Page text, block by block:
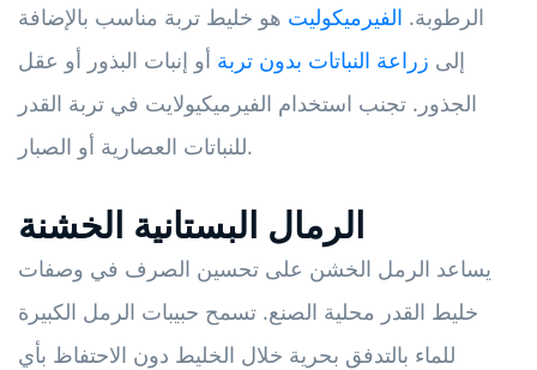
الرطوبة. الفيرميكوليت هو خليط تربة مناسب بالإضافة
إلى زراعة النباتات بدون تربة أو إنبات البذور أو عقل
الجذور. تجنب استخدام الفيرميكيولايت في تربة القدر
للنباتات العصارية أو الصبار.
الرمال البستانية الخشنة
يساعد الرمل الخشن على تحسين الصرف في وصفات
خليط القدر محلية الصنع. تسمح حبيبات الرمل الكبيرة
للماء بالتدفق بحرية خلال الخليط دون الاحتفاظ بأي